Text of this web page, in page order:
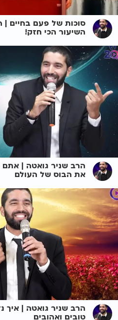
סוכות של פעם בחיים |
השיעור הכי חזק!
הרב שניר גואטה | אתם
את הבוס של העולם
הרב שניר גואטה | איך
טובים ואהובים